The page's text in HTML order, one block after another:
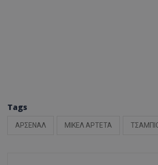
Tags
ΑΡΣΕΝΑΛ ΜΙΚΕΛ ΑΡΤΕΤΑ